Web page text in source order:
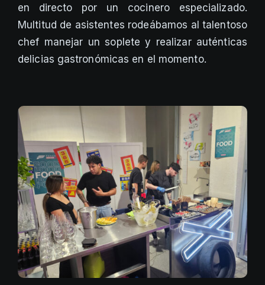
en directo por un cocinero especializado.
Multitud de asistentes rodeábamos al talentoso
chef manejar un soplete y realizar auténticas
delicias gastronómicas en el momento.